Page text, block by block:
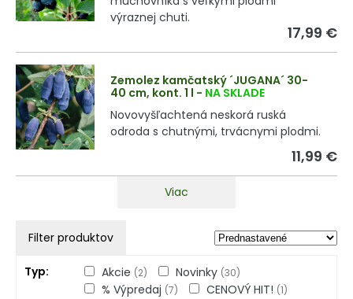
výraznej chuti.
17,99 €
Zemolez kamčatský ´JUGANA´ 30-
40 cm, kont. 1 l - NA SKLADE
Novovyšľachtená neskorá ruská
odroda s chutnými, trvácnymi plodmi.
11,99 €
Viac
Filter produktov
Typ Akcie (2) Novinky (30)
% Výpredaj (7) CENOVÝ HIT! (1)